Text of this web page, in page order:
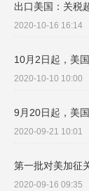
出口美国：关税
2020-10-16 16:14
10月2日起，美
2020-10-10 10:00
9月20日起，美
2020-09-21 10:01
第一批对美加征
2020-09-16 09:35